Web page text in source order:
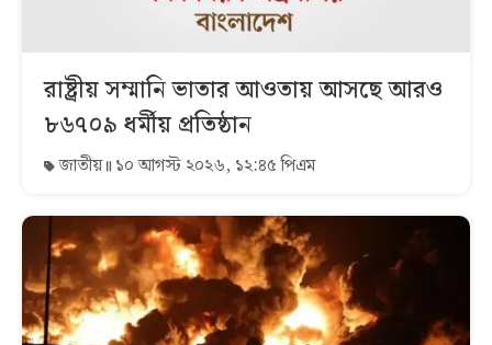
রাষ্ট্রীয় সম্মানি ভাতার আওতায় আসছে আরও
৮৬৭০৯ ধর্মীয় প্রতিষ্ঠান
জাতীয় ১০ আগস্ট ২০২৬, ১২:৪৫ পিএম